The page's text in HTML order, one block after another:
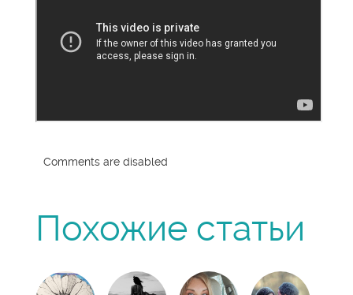
Comments are disabled
Похожие статьи